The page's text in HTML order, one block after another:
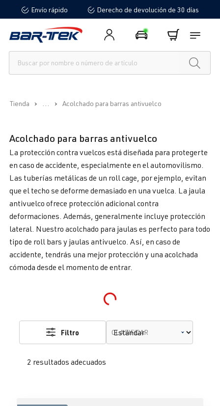
principalEnvío rápido Derecho de devolución de 30 días
Tienda ... Acolchado para barras antivuelco
Acolchado para barras antivuelco
La protección contra vuelcos está diseñada para protegerte
en caso de accidente, especialmente en el automovilismo.
Las tuberías metálicas de un roll cage, por ejemplo, evitan
que el techo se deforme demasiado en una vuelca. La jaula
antivuelco ofrece protección adicional contra
deformaciones. Además, generalmente incluye protección
lateral. Nuestro acolchado para jaulas es perfecto para todo
tipo de roll bars y jaulas antivuelco. Así, en caso de
accidente, tendrás una mejor protección y una acolchada
cómoda desde el momento de entrar.
Loading...
2 resultados adecuados
Filtro CLASIFICAR